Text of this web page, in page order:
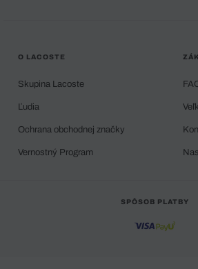
O LACOSTE
Skupina Lacoste
Ľudia
Ochrana obchodnej značky
Vernostný Program
SPÔSOB PLATBY